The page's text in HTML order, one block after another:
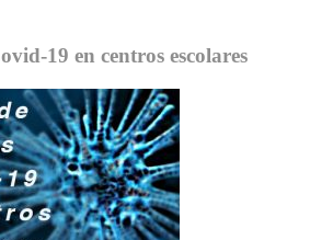
19 en centros escolares